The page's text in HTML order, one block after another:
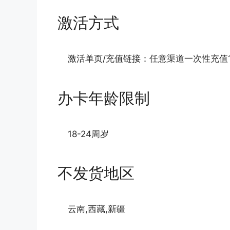
激活方式
激活单页/充值链接：任意渠道一次性充
办卡年龄限制
18-24周岁
不发货地区
云南,西藏,新疆